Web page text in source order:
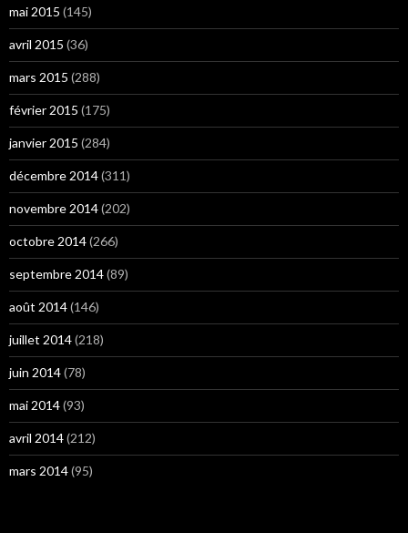
mai 2015 (145)
avril 2015 (36)
mars 2015 (288)
février 2015 (175)
janvier 2015 (284)
décembre 2014(311)
novembre 2014(202)
octobre 2014(266)
septembre 2014(89)
août 2014(146)
juillet 2014(218)
juin 2014(78)
mai 2014(93)
avril 2014(212)
mars 2014(95)